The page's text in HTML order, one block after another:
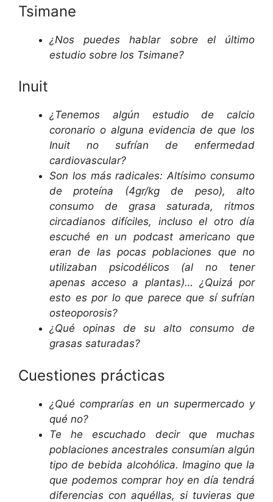
Tsimane
¿Nos puedes hablar sobre el último
estudio sobre los Tsimane?
Inuit
¿Tenemos algún estudio de calcio
coronario o alguna evidencia de que los
Inuit no sufrían de enfermedad
cardiovascular?
Son los más radicales: Altísimo consumo
de proteína (4gr/kg de peso), alto
consumo de grasa saturada, ritmos
circadianos difíciles, incluso el otro día
escuché en un podcast americano que
eran de las pocas poblaciones que no
utilizaban psicodélicos (al no tener
apenas acceso a plantas)… ¿Quizá por
esto es por lo que parece que sí sufrían
osteoporosis?
¿Qué opinas de su alto consumo de
grasas saturadas?
Cuestiones prácticas
¿Qué comprarías en un supermercado y
qué no?
Te he escuchado decir que muchas
poblaciones ancestrales consumían algún
tipo de bebida alcohólica. Imagino que la
que podemos comprar hoy en día tendrá
diferencias con aquéllas, si tuvieras que